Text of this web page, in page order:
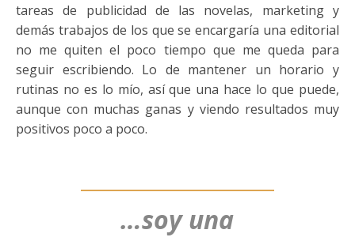
tareas de publicidad de las novelas, marketing y
demás trabajos de los que se encargaría una editorial
no me quiten el poco tiempo que me queda para
seguir escribiendo. Lo de mantener un horario y
rutinas no es lo mío, así que una hace lo que puede,
aunque con muchas ganas y viendo resultados muy
positivos poco a poco.
…soy una